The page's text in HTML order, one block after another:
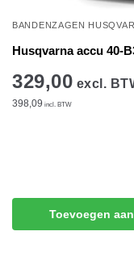
BANDENZAGEN
Husqvarna accu 40-
329,00 excl.
398,09 incl. BTW
Toevoegen